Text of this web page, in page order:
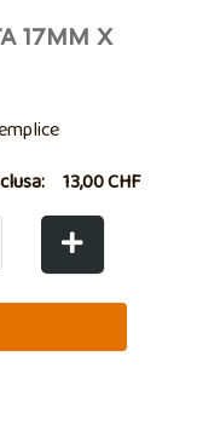
17MM X
13,00 CHF